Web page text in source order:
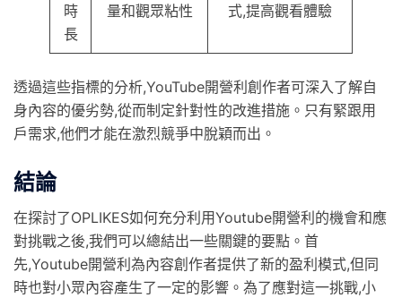
時
長
量和觀眾粘性
式,提高觀看體驗
透過這些指標的分析,YouTube開營利創作者可深入了解自
身內容的優劣勢,從而制定針對性的改進措施。只有緊跟用
戶需求,他們才能在激烈競爭中脫穎而出。
結論
在探討了OPLIKES如何充分利用Youtube開營利的機會和應
對挑戰之後,我們可以總結出一些關鍵的要點。首
先,Youtube開營利為內容創作者提供了新的盈利模式,但同
時也對小眾內容產生了一定的影響。為了應對這一挑戰,小